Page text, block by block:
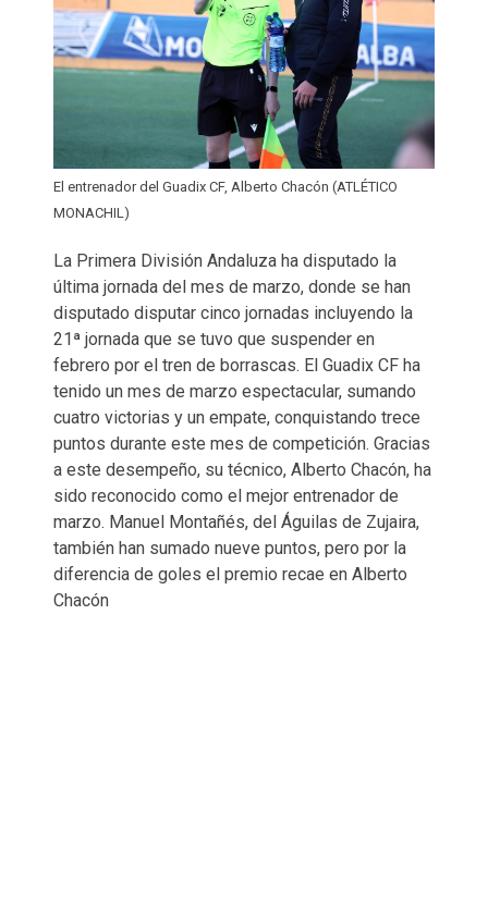
El entrenador del Guadix CF, Alberto Chacón (ATLÉTICO
MONACHIL)
La Primera División Andaluza ha disputado la
última jornada del mes de marzo, donde se han
disputado disputar cinco jornadas incluyendo la
21ª jornada que se tuvo que suspender en
febrero por el tren de borrascas. El Guadix CF ha
tenido un mes de marzo espectacular, sumando
cuatro victorias y un empate, conquistando trece
puntos durante este mes de competición. Gracias
a este desempeño, su técnico, Alberto Chacón, ha
sido reconocido como el mejor entrenador de
marzo. Manuel Montañés, del Águilas de Zujaira,
también han sumado nueve puntos, pero por la
diferencia de goles el premio recae en Alberto
Chacón